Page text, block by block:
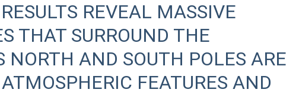
REVEAL MASSIVE
THAT SURROUND THE
NORTH AND SOUTH POLES ARE
FEATURES AND